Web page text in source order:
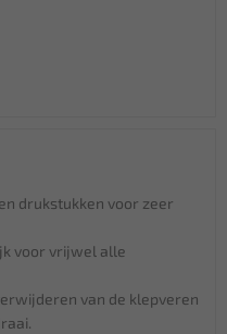
drukstukken voor zeer
voor vrijwel alle
van de klepveren